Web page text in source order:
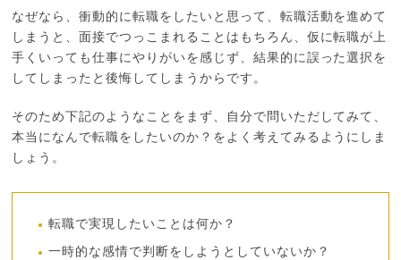
なぜなら、衝動的に転職をしたいと思って、転職活動を進めて
しまうと、面接でつっこまれることはもちろん、仮に転職が上
手くいっても仕事にやりがいを感じず、結果的に誤った選択を
してしまったと後悔してしまうからです。
そのため下記のようなことをまず、自分で問いただしてみて、
本当になんで転職をしたいのか？をよく考えてみるようにしま
しょう。
転職で実現したいことは何か？
一時的な感情で判断をしようとしていないか？